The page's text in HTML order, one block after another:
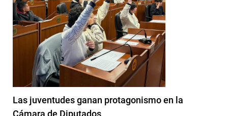
Las juventudes ganan protagonismo en la
Cámara de Diputados